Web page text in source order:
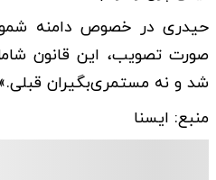
حیدری در خصوص دامنه
صورت تصویب، این قانون
شد و نه مستمری‌بگیران قبلی.»
منبع: ایسنا